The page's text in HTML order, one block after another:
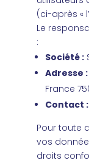
(ci-après «
Le
:
Société :
Adresse :
France
Contact :
Pour toute
vos
droits